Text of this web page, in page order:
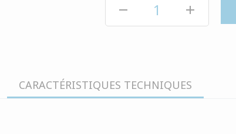
remove add
CARACTÉRISTIQUES TECHNIQUES